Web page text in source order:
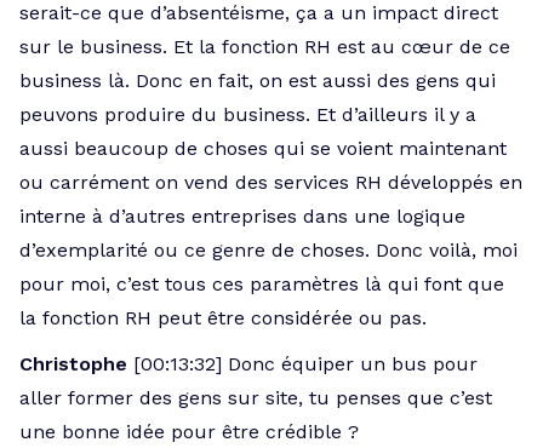
serait-ce que d’absentéisme, ça a un impact direct
sur le business. Et la fonction RH est au cœur de ce
business là. Donc en fait, on est aussi des gens qui
peuvons produire du business. Et d’ailleurs il y a
aussi beaucoup de choses qui se voient maintenant
ou carrément on vend des services RH développés en
interne à d’autres entreprises dans une logique
d’exemplarité ou ce genre de choses. Donc voilà, moi
pour moi, c’est tous ces paramètres là qui font que
la fonction RH peut être considérée ou pas.
Christophe [00:13:32] Donc équiper un bus pour
aller former des gens sur site, tu penses que c’est
une bonne idée pour être crédible ?